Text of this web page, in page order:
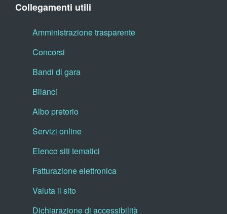
Collegamenti utili
Amministrazione trasparente
Concorsi
Bandi di gara
Bilanci
Albo pretorio
Servizi online
Elenco siti tematici
Fatturazione elettronica
Valuta il sito
Dichiarazione di accessibilità